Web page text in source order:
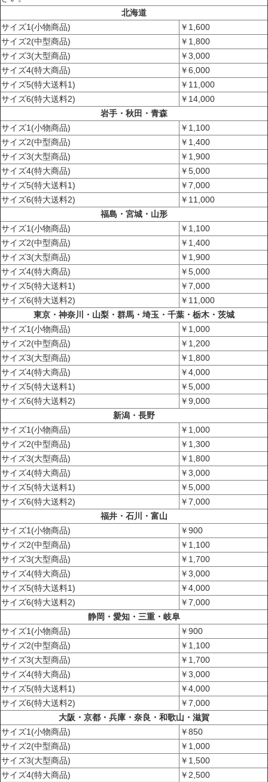
北海道
サイズ1(小物商品)
￥1,600
サイズ2(中型商品)
￥1,800
サイズ3(大型商品)
￥3,000
サイズ4(特大商品)
￥6,000
サイズ5(特大送料1)
￥11,000
サイズ6(特大送料2)
￥14,000
岩手・秋田・青森
サイズ1(小物商品)
￥1,100
サイズ2(中型商品)
￥1,400
サイズ3(大型商品)
￥1,900
サイズ4(特大商品)
￥5,000
サイズ5(特大送料1)
￥7,000
サイズ6(特大送料2)
￥11,000
福島・宮城・山形
サイズ1(小物商品)
￥1,100
サイズ2(中型商品)
￥1,400
サイズ3(大型商品)
￥1,900
サイズ4(特大商品)
￥5,000
サイズ5(特大送料1)
￥7,000
サイズ6(特大送料2)
￥11,000
東京・神奈川・山梨・群馬・埼玉・千葉・栃木・茨城
サイズ1(小物商品)
￥1,000
サイズ2(中型商品)
￥1,200
サイズ3(大型商品)
￥1,800
サイズ4(特大商品)
￥4,000
サイズ5(特大送料1)
￥5,000
サイズ6(特大送料2)
￥9,000
新潟・長野
サイズ1(小物商品)
￥1,000
サイズ2(中型商品)
￥1,300
サイズ3(大型商品)
￥1,800
サイズ4(特大商品)
￥3,000
サイズ5(特大送料1)
￥5,000
サイズ6(特大送料2)
￥7,000
福井・石川・富山
サイズ1(小物商品)
￥900
サイズ2(中型商品)
￥1,100
サイズ3(大型商品)
￥1,700
サイズ4(特大商品)
￥3,000
サイズ5(特大送料1)
￥4,000
サイズ6(特大送料2)
￥7,000
静岡・愛知・三重・岐阜
サイズ1(小物商品)
￥900
サイズ2(中型商品)
￥1,100
サイズ3(大型商品)
￥1,700
サイズ4(特大商品)
￥3,000
サイズ5(特大送料1)
￥4,000
サイズ6(特大送料2)
￥7,000
大阪・京都・兵庫・奈良・和歌山・滋賀
サイズ1(小物商品)
￥850
サイズ2(中型商品)
￥1,000
サイズ3(大型商品)
￥1,500
サイズ4(特大商品)
￥2,500